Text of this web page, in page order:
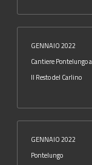
GENNAIO 2022
Cantiere Pontelungo
Il Resto del Carlino
GENNAIO 2022
Pontelungo